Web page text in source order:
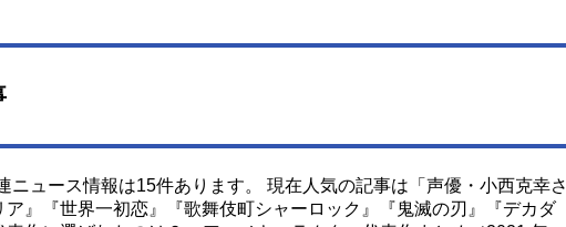
ニュース情報は15件あります。 現在人気の記事は「声優・小西克幸さ
ア』『世界一初恋』『歌舞伎町シャーロック』『鬼滅の刃』『デカダ